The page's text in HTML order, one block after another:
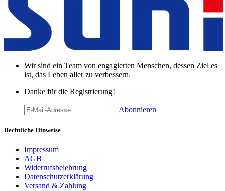
Wir sind ein Team von engagierten Menschen, dessen Ziel es
ist, das Leben aller zu verbessern.
Danke für die Registrierung!
Abonnieren
Rechtliche Hinweise
Impressum
AGB
Widerrufsbelehrung
Datenschutzerklärung
Versand & Zahlung